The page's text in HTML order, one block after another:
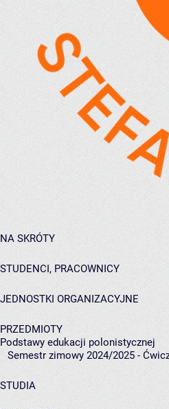
NA SKRÓTY
STUDENCI, PRACOWNICY
JEDNOSTKI ORGANIZACYJNE
PRZEDMIOTY
Podstawy edukacji polonistycznej
Semestr zimowy 2024/2025 -
STUDIA